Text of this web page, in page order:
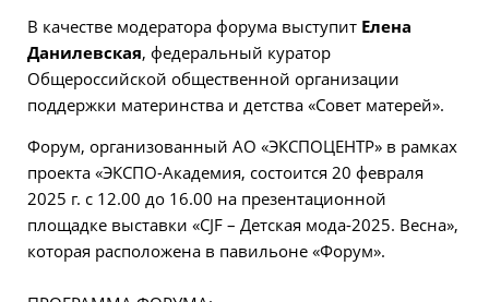
В качестве модератора форума выступит Елена
Данилевская, федеральный куратор
Общероссийской общественной организации
поддержки материнства и детства «Совет матерей».
Форум, организованный АО «ЭКСПОЦЕНТР» в рамках
проекта «ЭКСПО-Академия, состоится 20 февраля
2025 г. с 12.00 до 16.00 на презентационной
площадке выставки «CJF – Детская мода-2025. Весна»,
которая расположена в павильоне «Форум».